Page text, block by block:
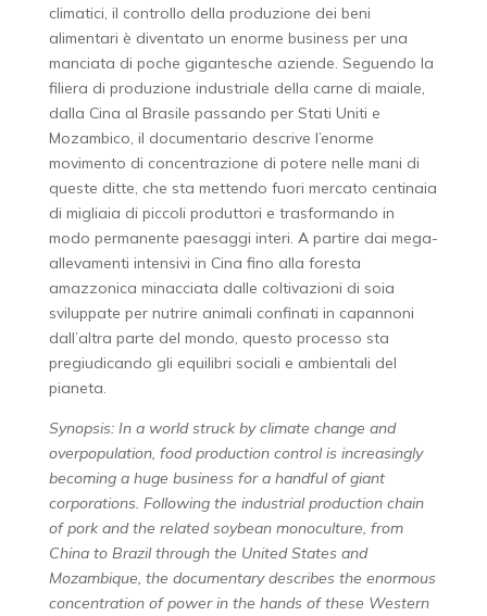
climatici, il controllo della produzione dei beni
alimentari è diventato un enorme business per una
manciata di poche gigantesche aziende. Seguendo la
filiera di produzione industriale della carne di maiale,
dalla Cina al Brasile passando per Stati Uniti e
Mozambico, il documentario descrive l’enorme
movimento di concentrazione di potere nelle mani di
queste ditte, che sta mettendo fuori mercato centinaia
di migliaia di piccoli produttori e trasformando in
modo permanente paesaggi interi. A partire dai mega-
allevamenti intensivi in Cina fino alla foresta
amazzonica minacciata dalle coltivazioni di soia
sviluppate per nutrire animali confinati in capannoni
dall’altra parte del mondo, questo processo sta
pregiudicando gli equilibri sociali e ambientali del
pianeta.
Synopsis: In a world struck by climate change and
overpopulation, food production control is increasingly
becoming a huge business for a handful of giant
corporations. Following the industrial production chain
of pork and the related soybean monoculture, from
China to Brazil through the United States and
Mozambique, the documentary describes the enormous
concentration of power in the hands of these Western